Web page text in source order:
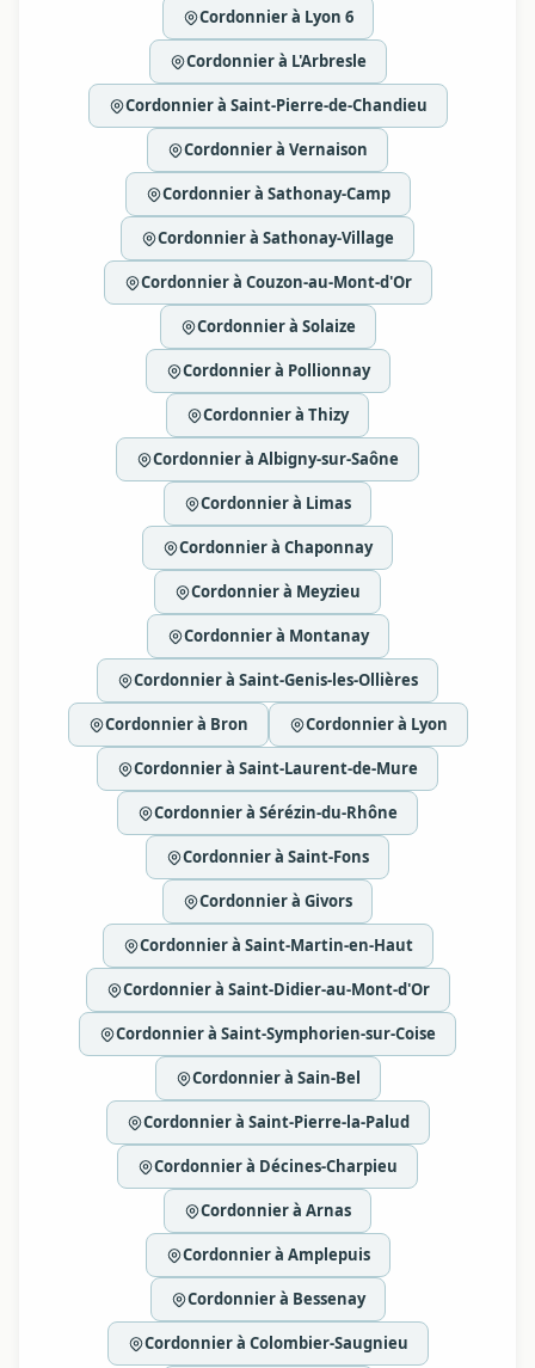
Cordonnier à Lyon 6
Cordonnier à L'Arbresle
Cordonnier à Saint-Pierre-de-Chandieu
Cordonnier à Vernaison
Cordonnier à Sathonay-Camp
Cordonnier à Sathonay-Village
Cordonnier à Couzon-au-Mont-d'Or
Cordonnier à Solaize
Cordonnier à Pollionnay
Cordonnier à Thizy
Cordonnier à Albigny-sur-Saône
Cordonnier à Limas
Cordonnier à Chaponnay
Cordonnier à Meyzieu
Cordonnier à Montanay
Cordonnier à Saint-Genis-les-Ollières
Cordonnier à Bron Cordonnier à Lyon
Cordonnier à Saint-Laurent-de-Mure
Cordonnier à Sérézin-du-Rhône
Cordonnier à Saint-Fons
Cordonnier à Givors
Cordonnier à Saint-Martin-en-Haut
Cordonnier à Saint-Didier-au-Mont-d'Or
Cordonnier à Saint-Symphorien-sur-Coise
Cordonnier à Sain-Bel
Cordonnier à Saint-Pierre-la-Palud
Cordonnier à Décines-Charpieu
Cordonnier à Arnas
Cordonnier à Amplepuis
Cordonnier à Bessenay
Cordonnier à Colombier-Saugnieu